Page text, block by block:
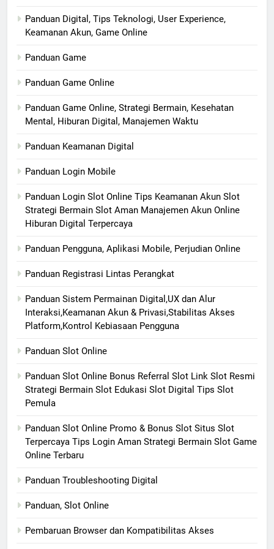
Panduan Digital, Tips Teknologi, User Experience,
Keamanan Akun, Game Online
Panduan Game
Panduan Game Online
Panduan Game Online, Strategi Bermain, Kesehatan
Mental, Hiburan Digital, Manajemen Waktu
Panduan Keamanan Digital
Panduan Login Mobile
Panduan Login Slot Online Tips Keamanan Akun Slot
Strategi Bermain Slot Aman Manajemen Akun Online
Hiburan Digital Terpercaya
Panduan Pengguna, Aplikasi Mobile, Perjudian Online
Panduan Registrasi Lintas Perangkat
Panduan Sistem Permainan Digital,UX dan Alur
Interaksi,Keamanan Akun & Privasi,Stabilitas Akses
Platform,Kontrol Kebiasaan Pengguna
Panduan Slot Online
Panduan Slot Online Bonus Referral Slot Link Slot Resmi
Strategi Bermain Slot Edukasi Slot Digital Tips Slot
Pemula
Panduan Slot Online Promo & Bonus Slot Situs Slot
Terpercaya Tips Login Aman Strategi Bermain Slot Game
Online Terbaru
Panduan Troubleshooting Digital
Panduan, Slot Online
Pembaruan Browser dan Kompatibilitas Akses